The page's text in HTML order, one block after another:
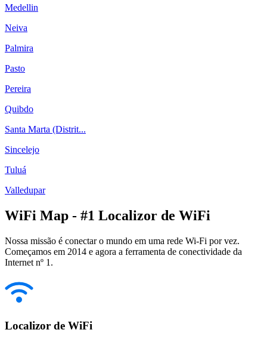
Medellin
Neiva
Palmira
Pasto
Pereira
Quibdo
Santa Marta (Distrit...
Sincelejo
Tuluá
Valledupar
WiFi Map - #1 Localizor de WiFi
Nossa missão é conectar o mundo em uma rede Wi-Fi por vez.
Começamos em 2014 e agora a ferramenta de conectividade da
Internet nº 1.
Localizor de WiFi